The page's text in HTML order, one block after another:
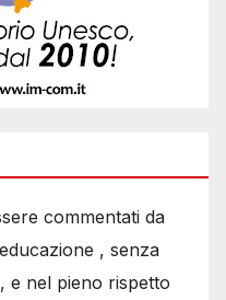
commentati da
, senza
e nel pieno rispetto